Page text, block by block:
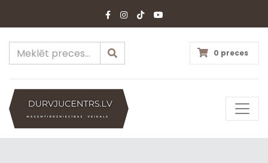
0 preces